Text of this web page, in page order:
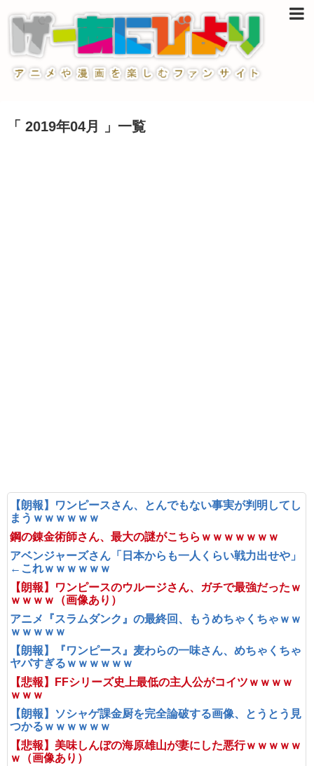
「 2019年04月 」一覧
【朗報】ワンピースさん、とんでもない事実が判明してし
まうｗｗｗｗｗｗ
鋼の錬金術師さん、最大の謎がこちらｗｗｗｗｗｗｗ
アベンジャーズさん「日本からも一人くらい戦力出せや」
←これｗｗｗｗｗｗ
【朗報】ワンピースのウルージさん、ガチで最強だったｗ
ｗｗｗｗ（画像あり）
アニメ『スラムダンク』の最終回、もうめちゃくちゃｗｗ
ｗｗｗｗｗ
【朗報】『ワンピース』麦わらの一味さん、めちゃくちゃ
ヤバすぎるｗｗｗｗｗｗ
【悲報】FFシリーズ史上最低の主人公がコイツｗｗｗｗ
ｗｗｗ
【朗報】ソシャゲ課金厨を完全論破する画像、とうとう見
つかるｗｗｗｗｗｗ
【悲報】美味しんぼの海原雄山が妻にした悪行ｗｗｗｗｗ
ｗ（画像あり）